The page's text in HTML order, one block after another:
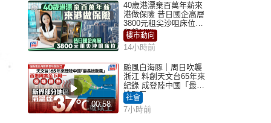
40歲港漂棄百萬年薪來
港做保險 昔日國企高層
3800元租尖沙咀床位｜
租盤Million
樓市動向
14小時前
00:58
颱風白海豚｜周日吹襲
浙江 料創天文台65年來
紀錄 成登陸中國「最長
途颱風」
社會
7小時前